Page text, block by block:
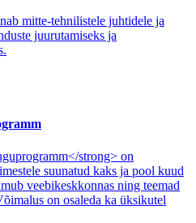
mitte-tehnilistele juhtidele ja
juurutamiseks ja
strong> on
suunatud kaks ja pool kuud
veebikeskkonnas ning teemad
on osaleda ka üksikutel